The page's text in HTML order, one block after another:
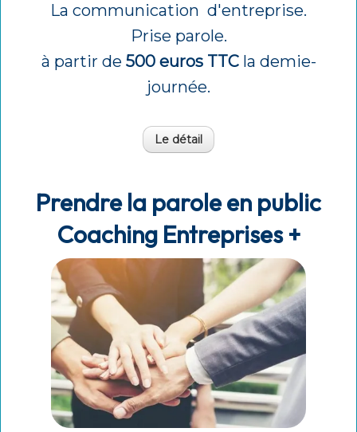
La communication d'entreprise.
Prise parole.
à partir de 500 euros TTCla demie-
journée.
Le détail
Prendre la parole en public
Coaching Entreprises +